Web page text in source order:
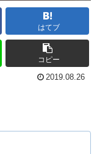
はてブ
コピー
2019.08.26